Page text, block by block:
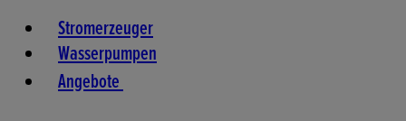
Stromerzeuger
Wasserpumpen
Angebote